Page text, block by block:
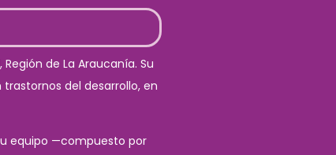
de La Araucanía. Su
del desarrollo, en
equipo —compuesto por